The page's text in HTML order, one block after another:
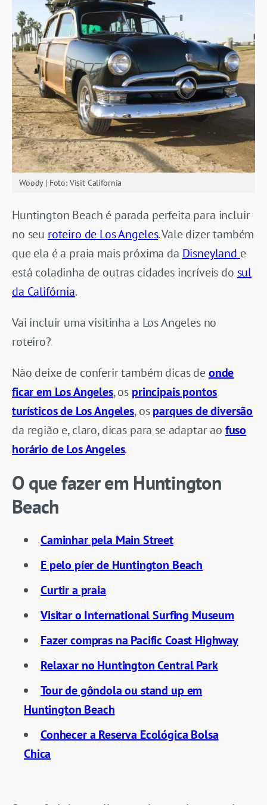
Woody | Foto: Visit California
Huntington Beach é parada perfeita para incluir
no seu roteiro de Los Angeles. Vale dizer também
que ela é a praia mais próxima da Disneyland e
está coladinha de outras cidades incríveis do sul
da Califórnia.
Vai incluir uma visitinha a Los Angeles no
roteiro?
Não deixe de conferir também dicas deonde
ficar em Los Angeles, os principais pontos
turísticos de Los Angeles, osparques de diversão
da região e, claro, dicas para se adaptar ao fuso
horário de Los Angeles.
O que fazer em Huntington
Beach
Caminhar pela Main Street
E pelo píer de Huntington Beach
Curtir a praia
Visitar o International Surfing Museum
Fazer compras na Pacific Coast Highway
Relaxar no Huntington Central Park
Tour de gôndola ou stand up em
Huntington Beach
Conhecer a Reserva Ecológica Bolsa
Chica